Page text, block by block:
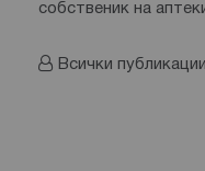
собственик на
Всички